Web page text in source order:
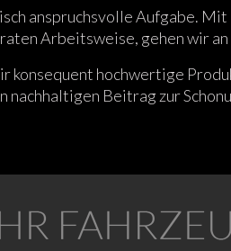
anspruchsvolle Aufgabe.
Arbeitsweise, gehen wir
konsequent hochwertige
Beitrag zur